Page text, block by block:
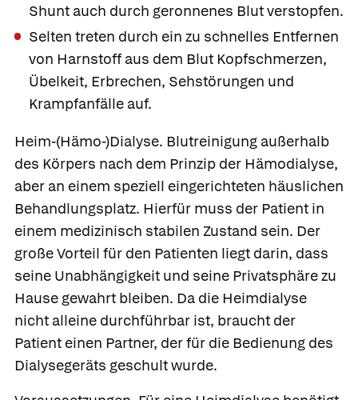
Shunt auch durch geronnenes Blut verstopfen.
Selten treten durch ein zu schnelles Entfernen
von Harnstoff aus dem Blut Kopfschmerzen,
Übelkeit, Erbrechen, Sehstörungen und
Krampfanfälle auf.
Heim-(Hämo-)Dialyse. Blutreinigung außerhalb
des Körpers nach dem Prinzip der Hämodialyse,
aber an einem speziell eingerichteten häuslichen
Behandlungsplatz. Hierfür muss der Patient in
einem medizinisch stabilen Zustand sein. Der
große Vorteil für den Patienten liegt darin, dass
seine Unabhängigkeit und seine Privatsphäre zu
Hause gewahrt bleiben. Da die Heimdialyse
nicht alleine durchführbar ist, braucht der
Patient einen Partner, der für die Bedienung des
Dialysegeräts geschult wurde.